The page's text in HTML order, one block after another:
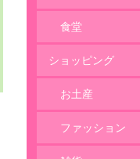
食堂
ショッピング
お土産
ファッション